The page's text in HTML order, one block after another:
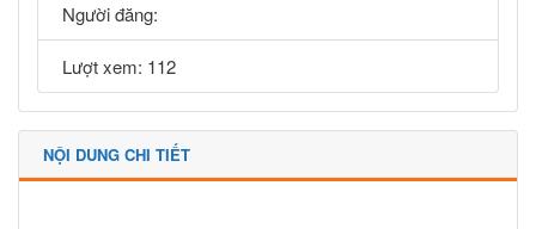
Người đăng:
Lượt xem: 112
NỘI DUNG CHI TIẾT